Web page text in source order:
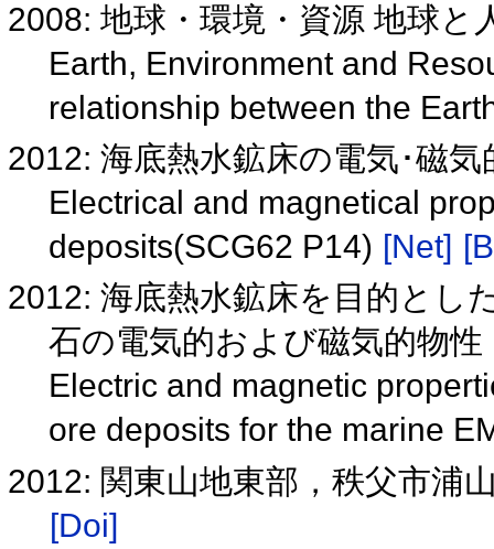
2008: 地球・環境・資源 地球
Earth, Environment and
relationship between the
2012: 海底熱水鉱床の電気･磁
Electrical and magnetical
deposits(SCG62 P14) [Net]
2012: 海底熱水鉱床を目的とし
石の電気的および磁気的物性
Electric and magnetic
ore deposits for the marine
2012: 関東山地東部，秩父市浦
[Doi]